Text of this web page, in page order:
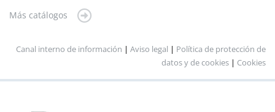
Más catálogos
Canal interno de información | Aviso legal | Política de protección de
datos y de cookies | Cookies